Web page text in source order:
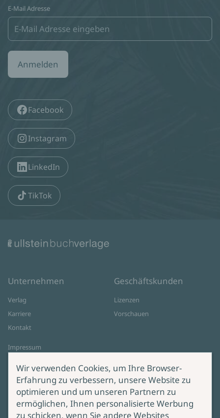
E-Mail Adresse
Anmelden
Facebook
Instagram
LinkedIn
TikTok
Unternehmen
Verlag
Karriere
Kontakt
Impressum
Cookie-Einstellungen
AGB Online Shop
Geschäftskunden
Lizenzen
Vorschauen
Service Produktsicherheit
Wir verwenden Cookies, um Ihre Browser-
Erfahrung zu verbessern, unsere Website zu
optimieren und um unseren Partnern zu
ermöglichen, Ihnen personalisierte Werbung
zu schicken, wenn Sie andere Websites